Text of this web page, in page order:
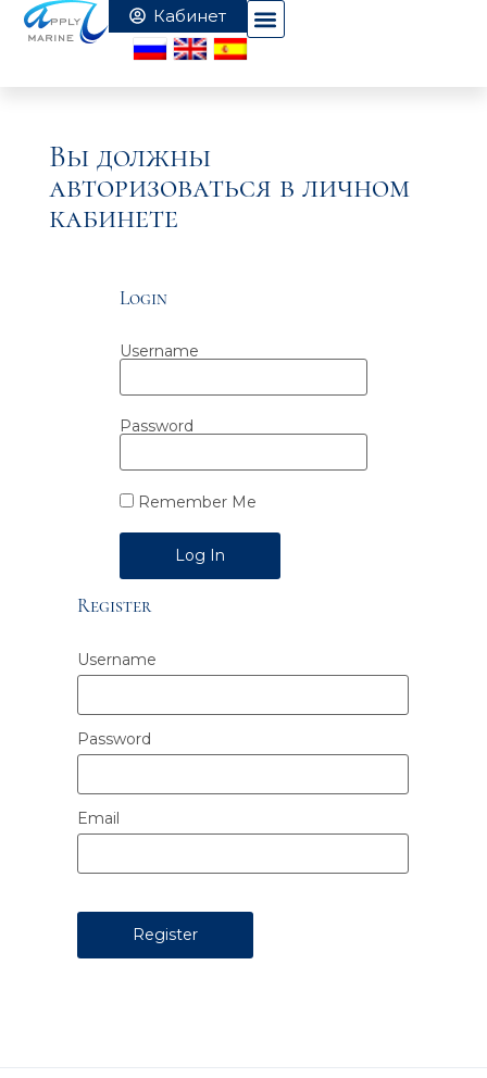
Вы должны
авторизоваться в личном
кабинете
Login
Username
Password
Remember Me
Alternative:
Register
Username
Password
Email